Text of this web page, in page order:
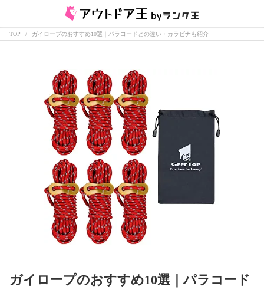
TOP ガイロープのおすすめ10選｜パラコードとの違い・カラビナも紹介
ガイロープのおすすめ10選｜パラコード